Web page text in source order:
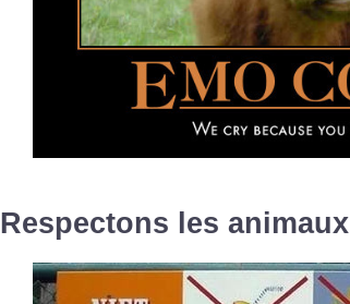
Respectons les animaux